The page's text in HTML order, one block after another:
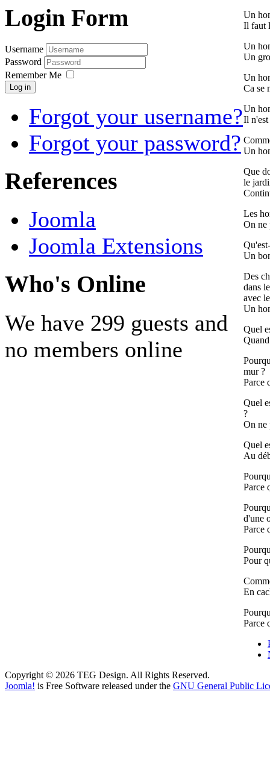
Login Form
Username
Password
Remember Me
Log in
Forgot your username?
Forgot your password?
References
Joomla
Joomla Extensions
Who's Online
We have 299 guests and
no members online
Un
Il faut
Un
Un
Un
Ca se
Un
Il n'est
Un
Que
le
Les
On ne
Un
Des
dans
avec
Un
Quel
mur ?
Parce
Quel
?
On ne
Quel
Au
Parce
d'une
Parce
Pour
En
Parce
Copyright © 2026 TEG Design. All Rights Reserved.
Joomla! is Free Software released under the GNU General Public